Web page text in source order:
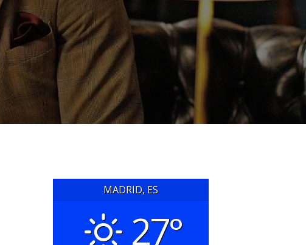
MADRID, ES
27°